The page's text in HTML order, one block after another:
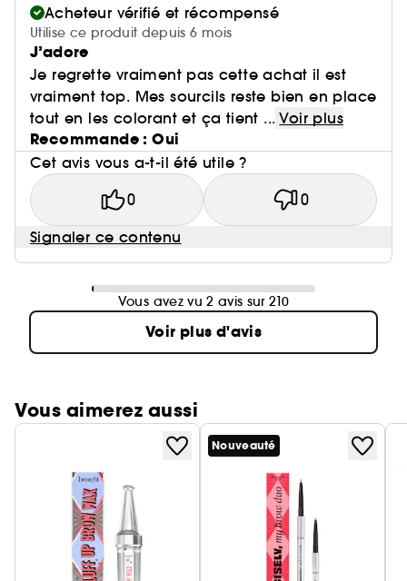
Acheteur vérifié et récompensé
Utilise ce produit depuis 6 mois
J’adore
Je regrette vraiment pas cette achat il est
vraiment top. Mes sourcils reste bien en place
tout en les colorant et ça tient ... Voir plus
Recommande : Oui
Cet avis vous a-t-il été utile ?
0 0
Signaler ce contenu
Vous avez vu 2 avis sur 210
Voir plus d'avis
Vous aimerez aussi
Nouveauté